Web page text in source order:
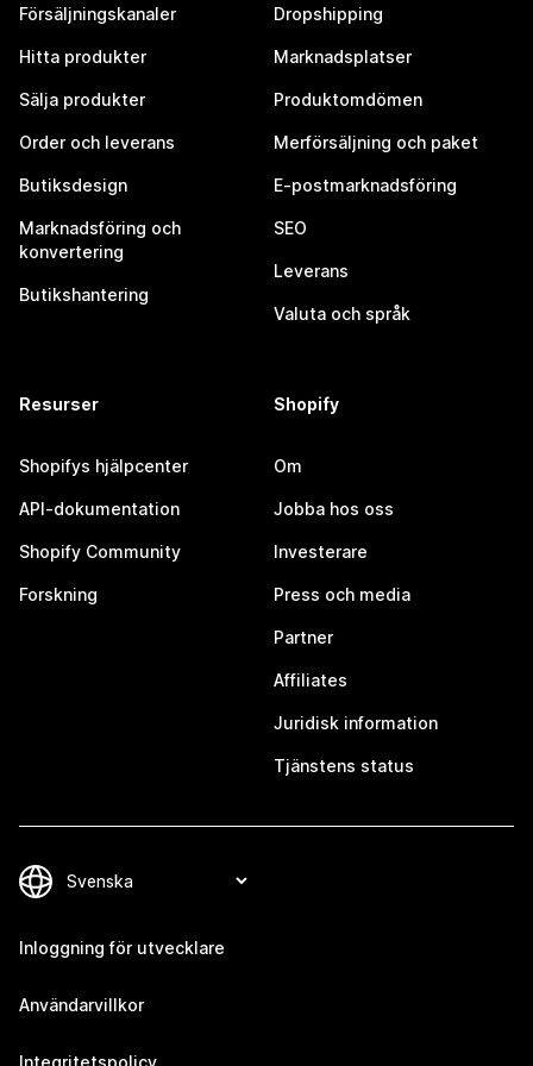
Försäljningskanaler
Hitta produkter
Sälja produkter
Order och leverans
Butiksdesign
Marknadsföring och
konvertering
Butikshantering
Dropshipping
Marknadsplatser
Produktomdömen
Merförsäljning och paket
E-postmarknadsföring
SEO
Leverans
Valuta och språk
Resurser
Shopifys hjälpcenter
API-dokumentation
Shopify Community
Forskning
Shopify
Om
Jobba hos oss
Investerare
Press och media
Partner
Affiliates
Juridisk information
Tjänstens status
Inloggning för utvecklare
Användarvillkor